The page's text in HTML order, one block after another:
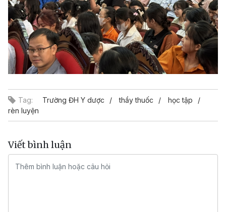
Tag: Trường ĐH Y dược thầy thuốc
học tập
rèn luyện
Viết bình luận